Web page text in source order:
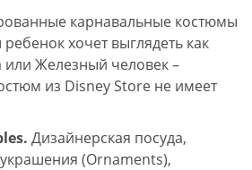
карнавальные костюмы
хочет выглядеть как
или Железный человек –
из Disney Store не имеет
Дизайнерская посуда,
(Ornaments),